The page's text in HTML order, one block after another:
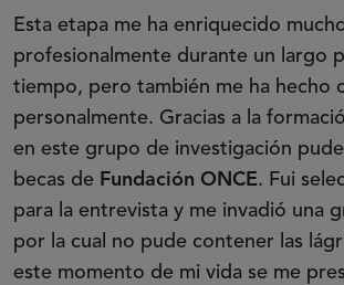
Esta etapa me ha enriquecido
profesionalmente durante un largo
tiempo, pero también me ha hecho
personalmente. Gracias a la
en este grupo de investigación
becas de Fundación ONCE. Fui
para la entrevista y me invadió una
por la cual no pude contener las
este momento de mi vida se me